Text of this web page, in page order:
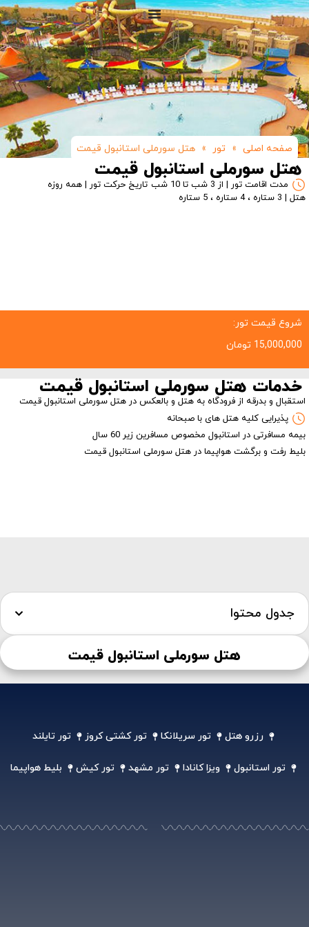
صفحه اصلی » تور » هتل سورملی استانبول قیمت
هتل سورملی استانبول قیمت
مدت اقامت تور | از 3 شب تا 10 شب
تاریخ حرکت تور | همه روزه
هتل | 3 ستاره ، 4 ستاره ، 5 ستاره
شروع قیمت تور:
15,000,000 تومان
خدمات هتل سورملی استانبول قیمت
استقبال و بدرقه از فرودگاه به هتل و بالعکس در هتل سورملی استانبول قیمت
پذیرایی کلیه هتل های با صبحانه
بیمه مسافرتی در استانبول مخصوص مسافرین زیر 60 سال
بلیط رفت و برگشت هواپیما در هتل سورملی استانبول قیمت
جدول محتوا
هتل سورملی استانبول قیمت
رزرو هتل تور سریلانکا تور کشتی کروز تور تایلند
تور استانبول ویزا کانادا تور مشهد تور کیش بلیط هواپیما